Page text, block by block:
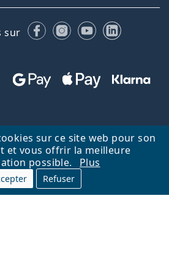
sur ce site web pour son
et vous offrir la meilleure
possible.
Plus
Refuser
sur FacebookInstagram
YouTubeLinkedIn
la page d'accueil
Haut
par Lentiamo s.r.o., République
en ligne pour vous depuis 18 ans.